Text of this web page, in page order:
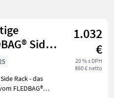
Filtry Side
Halterung
1.032
€
20 % s DPH
860 € netto
Rack - das
FLEDBAG®